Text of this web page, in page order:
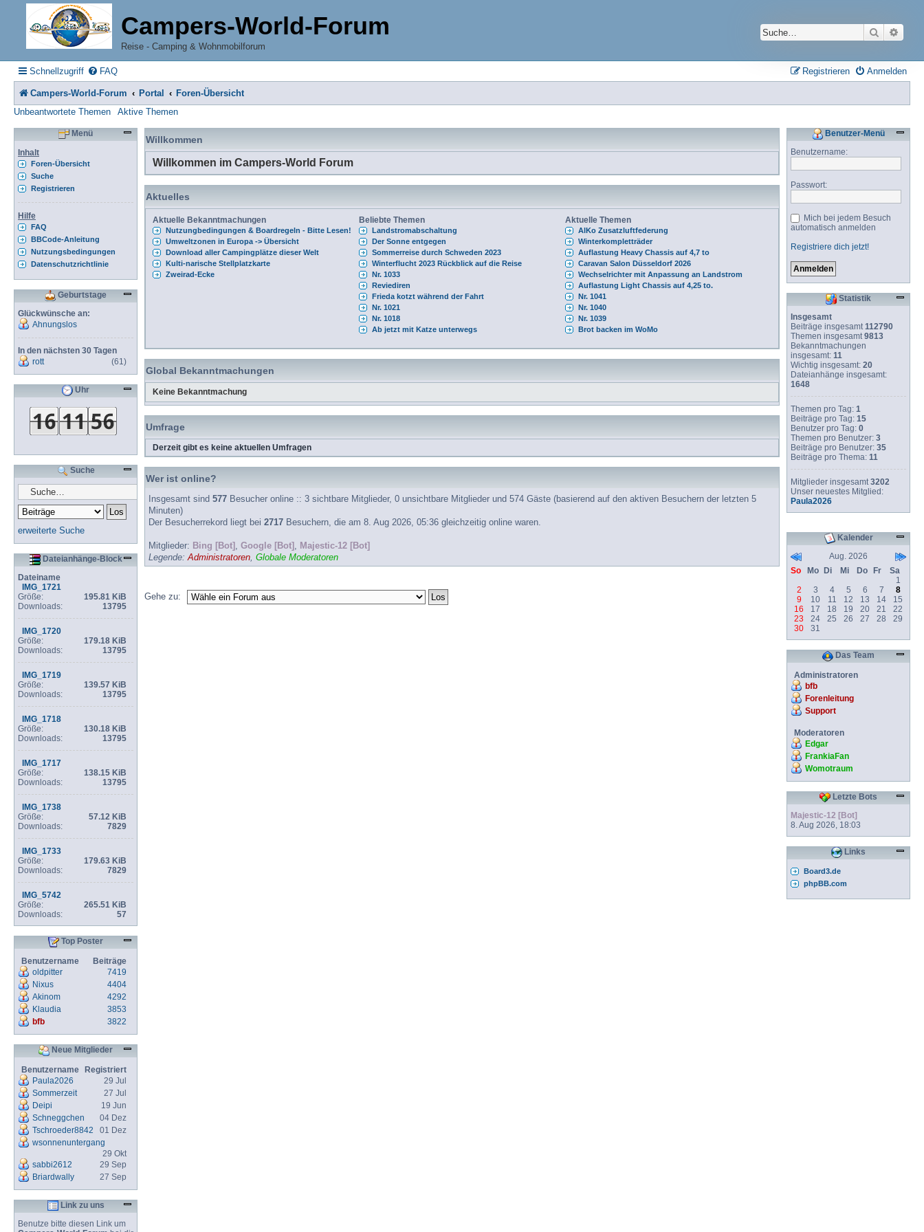
Campers-World-Forum
Reise - Camping & Wohnmobilforum
Suche
Schnellzugriff FAQ Anmelden
Registrieren
Campers-World-Forum Portal
Foren-Übersicht
Unbeantwortete Themen
Aktive Themen
Willkommen
Willkommen im Campers-World Forum
Aktuelles
Aktuelle Bekanntmachungen Beliebte Themen Aktuelle Themen
Nutzungbedingungen & Boardregeln - Bitte Lesen!
Umweltzonen in Europa -> Übersicht
Download aller Campingplätze dieser Welt
Kulti-narische Stellplatzkarte
Zweirad-Ecke
Landstromabschaltung
Der Sonne entgegen
Sommerreise durch Schweden 2023
Winterflucht 2023 Rückblick auf die Reise
Nr. 1033
Reviediren
Frieda kotzt während der Fahrt
Nr. 1021
Nr. 1018
Ab jetzt mit Katze unterwegs
AlKo Zusatzluftfederung
Winterkompletträder
Auflastung Heavy Chassis auf 4,7 to
Caravan Salon Düsseldorf 2026
Wechselrichter mit Anpassung an Landstrom
Auflastung Light Chassis auf 4,25 to.
Nr. 1041
Nr. 1040
Nr. 1039
Brot backen im WoMo
Global Bekanntmachungen
Keine Bekanntmachung
Umfrage
Derzeit gibt es keine aktuellen Umfragen
Wer ist online?
Insgesamt sind 577 Besucher online :: 3 sichtbare Mitglieder, 0 unsichtbare Mitglieder und 574 Gäste (basierend auf den aktiven Besuchern der letzten 5
Minuten)
Der Besucherrekord liegt bei 2717 Besuchern, die am 8. Aug 2026, 05:36 gleichzeitig online waren.
Mitglieder: Bing [Bot] Google [Bot] Majestic-12 [Bot]
Legende: Administratoren Globale Moderatoren
Gehe zu:
Menü
Inhalt
Foren-Übersicht
Suche
Registrieren
Hilfe
FAQ
BBCode-Anleitung
Nutzungsbedingungen
Datenschutzrichtlinie
Geburtstage
Glückwünsche an:
Ahnungslos
In den nächsten 30 Tagen
rott
(61)
Uhr
Suche
erweiterte Suche
Dateianhänge-Block
Dateiname
IMG_1721
Größe:
195.81 KiB
Downloads:
13795
IMG_1720
Größe:
179.18 KiB
Downloads:
13795
IMG_1719
Größe:
139.57 KiB
Downloads:
13795
IMG_1718
Größe:
130.18 KiB
Downloads:
13795
IMG_1717
Größe:
138.15 KiB
Downloads:
13795
IMG_1738
Größe:
57.12 KiB
Downloads:
7829
IMG_1733
Größe:
179.63 KiB
Downloads:
7829
IMG_5742
Größe:
265.51 KiB
Downloads:
57
Top Poster
Benutzername
Beiträge
oldpitter
7419
Nixus
4404
Akinom
4292
Klaudia
3853
bfb
3822
Neue Mitglieder
Benutzername
Registriert
Paula2026
29 Jul
Sommerzeit
27 Jul
Deipi
19 Jun
Schneggchen
04 Dez
Tschroeder8842
01 Dez
wsonnenuntergang
29 Okt
sabbi2612
29 Sep
Briardwally
27 Sep
Link zu uns
Benutze bitte diesen Link um
Benutzer-Menü
Benutzername:
Passwort:
Mich bei jedem Besuch
automatisch anmelden
Registriere dich jetzt!
Statistik
Insgesamt
Beiträge insgesamt112790
Themen insgesamt9813
Bekanntmachungen
insgesamt: 11
Wichtig insgesamt: 20
Dateianhänge insgesamt:
1648
Themen pro Tag: 1
Beiträge pro Tag: 15
Benutzer pro Tag: 0
Themen pro Benutzer: 3
Beiträge pro Benutzer: 35
Beiträge pro Thema: 11
Mitglieder insgesamt3202
Unser neuestes Mitglied:
Paula2026
Kalender
Aug. 2026
So
Mo Di Mi Do Fr
Sa
1
2
3 4 5 6 7
8
9
10 11 12 13 14
15
16
17 18 19 20 21
22
23
24 25 26 27 28
29
30
31
Das Team
Administratoren
bfb
Forenleitung
Support
Moderatoren
Edgar
FrankiaFan
Womotraum
Letzte Bots
Majestic-12 [Bot]
8. Aug 2026, 18:03
Links
Board3.de
phpBB.com